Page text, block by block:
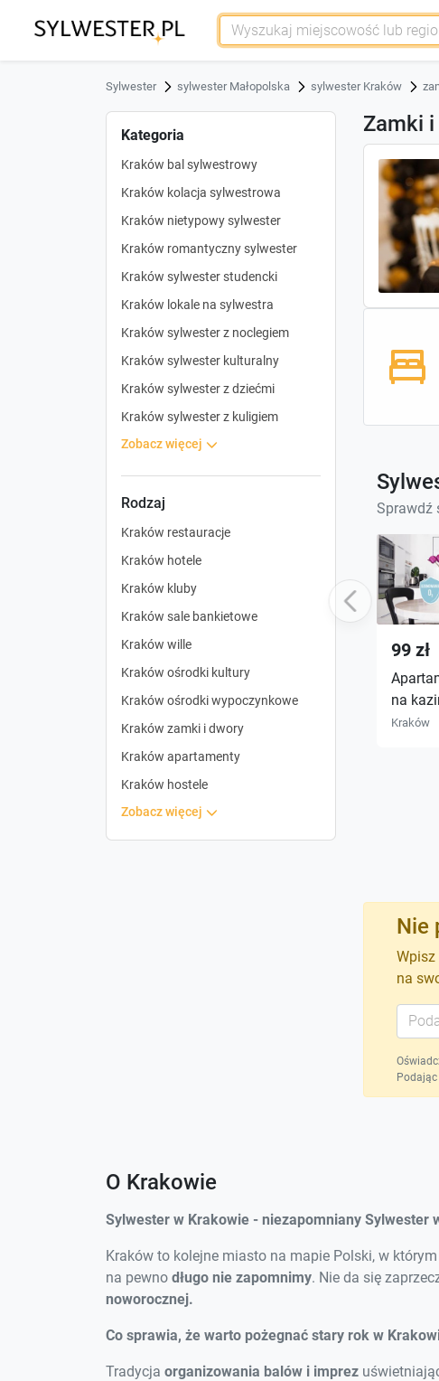
Sylwester sylwester Małopolska sylwester Kraków
Kategoria
Kraków bal sylwestrowy
Kraków kolacja sylwestrowa
Kraków nietypowy sylwester
Kraków romantyczny sylwester
Kraków sylwester studencki
Kraków lokale na sylwestra
Kraków sylwester z noclegiem
Kraków sylwester kulturalny
Kraków sylwester z dziećmi
Kraków sylwester z kuligiem
zobacz więcej
Rodzaj
Kraków restauracje
Kraków hotele
Kraków kluby
Kraków sale bankietowe
Kraków wille
Kraków ośrodki kultury
Kraków ośrodki wypoczynkowe
Kraków zamki i dwory
Kraków apartamenty
Kraków hostele
zobacz więcej
Zamki
Sprawdź
Previous
99 zł
na
Kraków
Nie
na
O Krakowie
Sylwester w Krakowie - niezapomniany Sylwester
Kraków to kolejne miasto na mapie Polski, w którym
na pewno długo nie zapomnimy. Nie da się
noworocznej.
Co sprawia, że warto pożegnać stary rok w
Tradycja organizowania balów i imprez